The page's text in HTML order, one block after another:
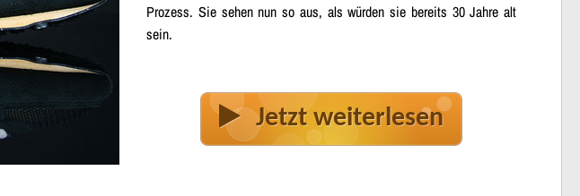
Prozess. Sie sehen nun so aus, als würden sie bereits 30 Jahre alt
sein.
Jetzt weiterlesen